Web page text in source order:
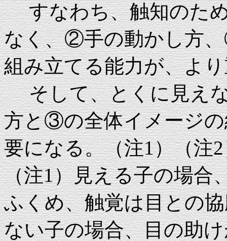
すなわち、触知のた
なく、②手の動かし方
組み立てる能力が、よ
そして、とくに見え
方と③の全体イメージ
要になる。（注1）（注
（注1）見える子の場合
ふくめ、触覚は目との
ない子の場合、目の助